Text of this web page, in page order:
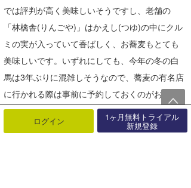
では評判が高く美味しいそうですし、老舗の
「林檎舎(りんごや)」はかえし(つゆ)の中にクル
ミの実が入っていて香ばしく、お蕎麦もとても
美味しいです。いずれにしても、今年の冬の白
馬は3年ぶりに混雑しそうなので、蕎麦の有名店
に行かれる際は事前に予約しておくのがお勧め
です。
ログイン 1ヶ月無料トライアル
新規登録